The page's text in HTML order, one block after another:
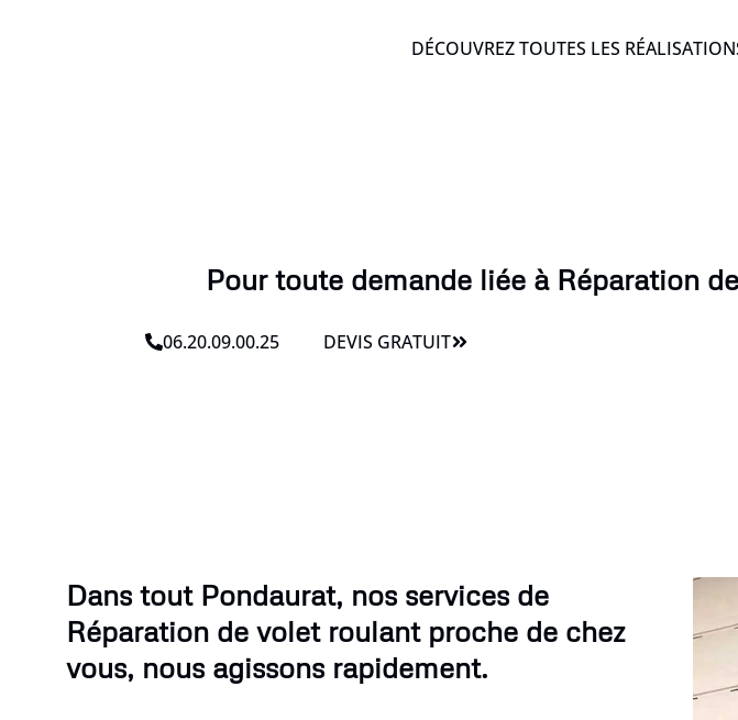
DÉCOUVREZ TOUTES LES
Pour toute demande liée à Réparation
06.20.09.00.25 DEVIS GRATUIT
Dans tout Pondaurat, nos services de
Réparation de volet roulant proche de chez
vous, nous agissons rapidement.